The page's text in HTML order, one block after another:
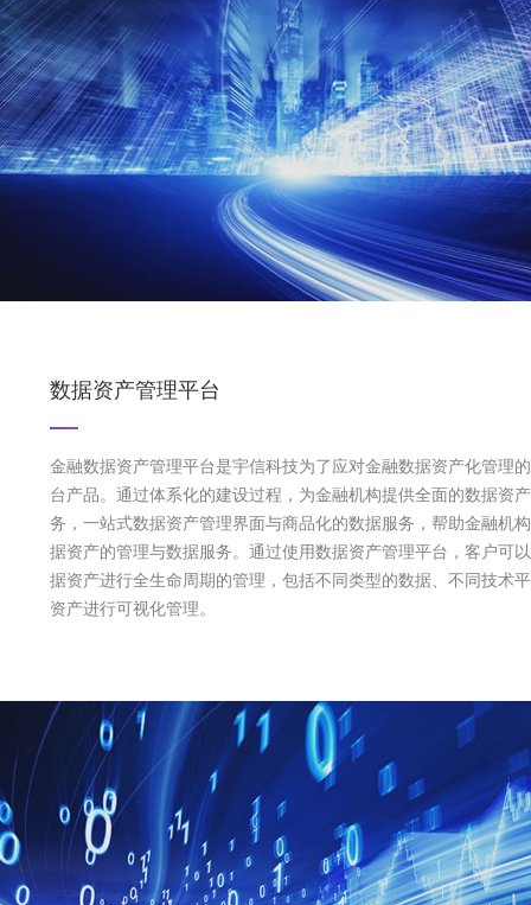
数据资产管理平台
金融数据资产管理平台是宇信科技为了应对金融数据资产化管理
台产品。通过体系化的建设过程，为金融机构提供全面的数据资
务，一站式数据资产管理界面与商品化的数据服务，帮助金融机
据资产的管理与数据服务。通过使用数据资产管理平台，客户可
据资产进行全生命周期的管理，包括不同类型的数据、不同技术
资产进行可视化管理。